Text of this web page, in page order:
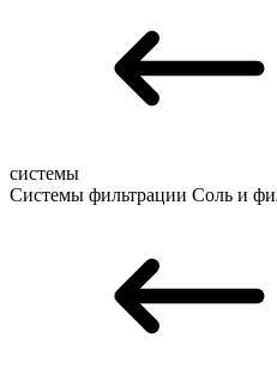
системы
Системы фильтрации Соль и